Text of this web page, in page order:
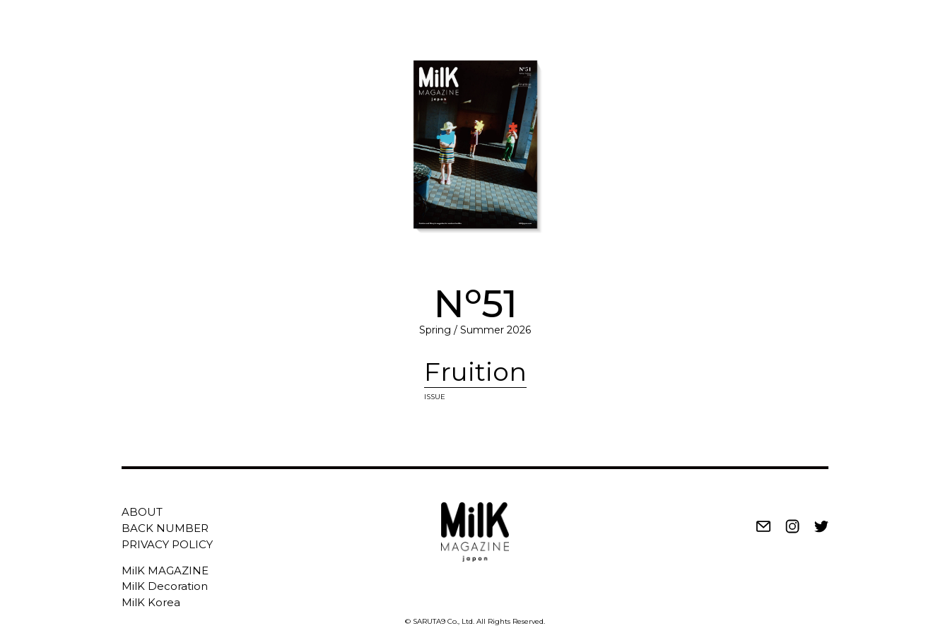
No51
Spring / Summer 2026
Fruition
ISSUE
ABOUT
BACK NUMBER
PRIVACY POLICY
MilK MAGAZINE
MilK Decoration
MilK Korea
© SARUTA9 Co., Ltd. All Rights Reserved.